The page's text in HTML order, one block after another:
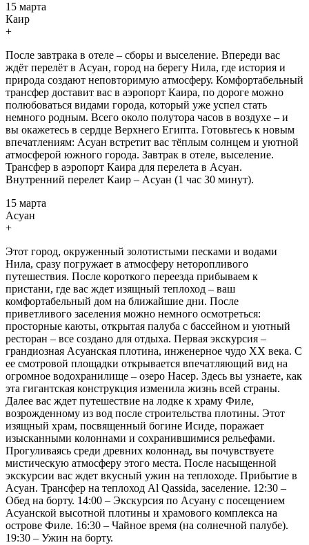
15 марта
Каир
+
После завтрака в отеле – сборы и выселение. Впереди вас
ждёт перелёт в Асуан, город на берегу Нила, где история и
природа создают неповторимую атмосферу. Комфортабельный
трансфер доставит вас в аэропорт Каира, по дороге можно
полюбоваться видами города, который уже успел стать
немного родным. Всего около полутора часов в воздухе – и
вы окажетесь в сердце Верхнего Египта. Готовьтесь к новым
впечатлениям: Асуан встретит вас тёплым солнцем и уютной
атмосферой южного города. Завтрак в отеле, выселение.
Трансфер в аэропорт Каира для перелета в Асуан.
Внутренний перелет Каир – Асуан (1 час 30 минут).
15 марта
Асуан
+
Этот город, окруженный золотистыми песками и водами
Нила, сразу погружает в атмосферу неторопливого
путешествия. После короткого переезда прибываем к
пристани, где вас ждет изящный теплоход – ваш
комфортабельный дом на ближайшие дни. После
приветливого заселения можно немного осмотреться:
просторные каюты, открытая палуба с бассейном и уютный
ресторан – все создано для отдыха. Первая экскурсия –
грандиозная Асуанская плотина, инженерное чудо XX века. С
ее смотровой площадки открывается впечатляющий вид на
огромное водохранилище – озеро Насер. Здесь вы узнаете, как
эта гигантская конструкция изменила жизнь всей страны.
Далее вас ждет путешествие на лодке к храму Филе,
возрожденному из вод после строительства плотины. Этот
изящный храм, посвященный богине Исиде, поражает
изысканными колоннами и сохранившимися рельефами.
Прогуливаясь среди древних колоннад, вы почувствуете
мистическую атмосферу этого места. После насыщенной
экскурсии вас ждет вкусный ужин на теплоходе. Прибытие в
Асуан. Трансфер на теплоход Al Qassida, заселение. 12:30 –
Обед на борту. 14:00 – Экскурсия по Асуану с посещением
Асуанской высотной плотины и храмового комплекса на
острове Филе. 16:30 – Чайное время (на солнечной палубе).
19:30 – Ужин на борту.